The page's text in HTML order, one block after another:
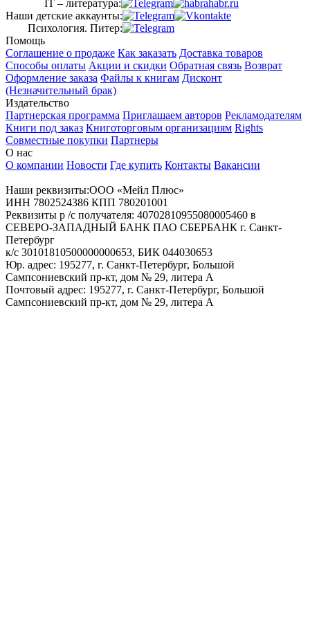
IT – литература:
Наши детские аккаунты:
Психология. Питер:
Помощь
Соглашение о продаже Как заказать Доставка товаров
Способы оплаты Акции и скидки Обратная связь Возврат
Оформление заказа Файлы к книгам Дисконт
(Незначительный брак)
Издательство
Партнерская программа Приглашаем авторов Рекламодателям
Книги под заказ Книготорговым организациям Rights
Совместные покупки Партнеры
О нас
О компании Новости Где купить Контакты Вакансии
Наши реквизиты:ООО «Мейл Плюс»
ИНН 7802524386 КПП 780201001
Реквизиты р /с получателя: 40702810955080005460 в
СЕВЕРО-ЗАПАДНЫЙ БАНК ПАО СБЕРБАНК г. Санкт-
Петербург
к/с 30101810500000000653, БИК 044030653
Юр. адрес: 195277, г. Санкт-Петербург, Большой
Сампсониевский пр-кт, дом № 29, литера А
Почтовый адрес: 195277, г. Санкт-Петербург, Большой
Сампсониевский пр-кт, дом № 29, литера А